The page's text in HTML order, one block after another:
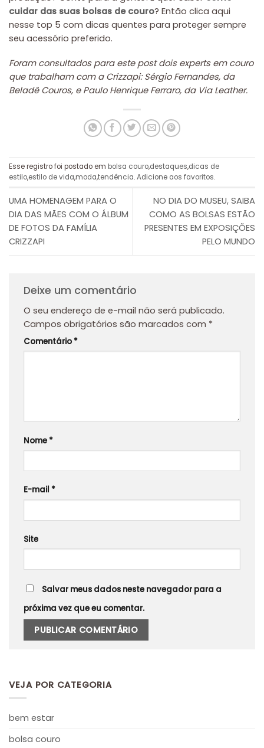
cuidar das suas bolsas de couro? Então clica aqui
nesse top 5 com dicas quentes para proteger sempre
seu acessório preferido.
Foram consultados para este post dois experts em couro
que trabalham com a Crizzapi: Sérgio Fernandes, da
Beladê Couros, e Paulo Henrique Ferraro, da Via Leather.
Esse registro foi postado em bolsa couro,destaques,dicas de
estilo,estilo de vida,moda,tendência.Adicione aos favoritos.
UMA HOMENAGEM PARA O
DIA DAS MÃES COM O ÁLBUM
DE FOTOS DA FAMÍLIA
CRIZZAPI
NO DIA DO MUSEU, SAIBA
COMO AS BOLSAS ESTÃO
PRESENTES EM EXPOSIÇÕES
PELO MUNDO
Deixe um comentário
O seu endereço de e-mail não será publicado.
Campos obrigatórios são marcados com *
Comentário *
Nome *
E-mail *
Site
Salvar meus dados neste navegador para a
próxima vez que eu comentar.
VEJA POR CATEGORIA
bem estar
bolsa couro